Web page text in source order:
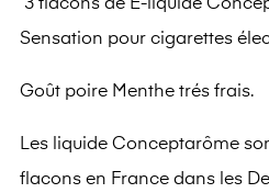
3 flacons de E-liquide
Sensation pour cigarettes
Goût poire Menthe trés frais.
Les liquide Conceptarôme
flacons en France dans les